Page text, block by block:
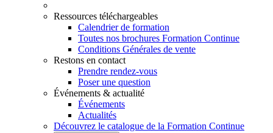
Ressources téléchargeables
Calendrier de formation
Toutes nos brochures Formation Continue
Conditions Générales de vente
Restons en contact
Prendre rendez-vous
Poser une question
Événements & actualité
Événements
Actualités
Découvrez le catalogue de la Formation Continue